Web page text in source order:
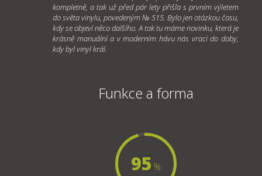
kompletně, a tak už před pár lety přišla s prvním výletem
do světa vinylu, povedeným № 515. Bylo jen otázkou času,
kdy se objeví něco dalšího. A tak tu máme novinku, která je
krásně manuální a v moderním hávu nás vrací do doby,
kdy byl vinyl král.
Funkce a forma
95 %